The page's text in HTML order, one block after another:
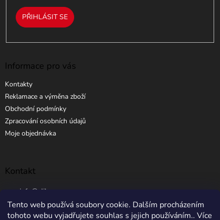
Tento web používá soubory cookie. Dalším procházením
tohoto webu vyjadřujete souhlas s jejich používáním.. Více
PŘIHLÁSIT SE
Informace pro vás
Kontakty
Reklamace a výměna zboží
Obchodní podmínky
Zpracování osobních údajů
Moje objednávka
Kontakt
info @ elibros.cz
+420 734 184 444